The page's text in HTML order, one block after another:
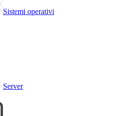
Sistemi operativi
Server